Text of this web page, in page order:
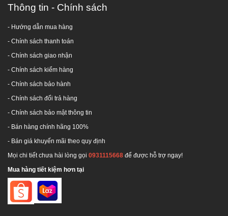
Thông tin - Chính sách
- Hướng dẫn mua hàng
- Chính sách thanh toán
- Chính sách giao nhận
- Chính sách kiểm hàng
- Chính sách bảo hành
- Chính sách đổi trả hàng
- Chính sách bảo mật thông tin
- Bán hàng chính hãng 100%
- Bán giá khuyến mãi theo quy định
Mọi chi tiết chưa hài lòng gọi 0931115668 để được hỗ trợ ngay!
Mua hàng tiết kiệm hơn tại